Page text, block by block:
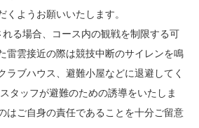
くようお願いいたします。
る場合、コース内の観戦を制限する可
雷雲接近の際は競技中断のサイレンを鳴
ラブハウス、避難小屋などに退避してく
タッフが避難のための誘導をいたしま
はご自身の責任であることを十分ご留意